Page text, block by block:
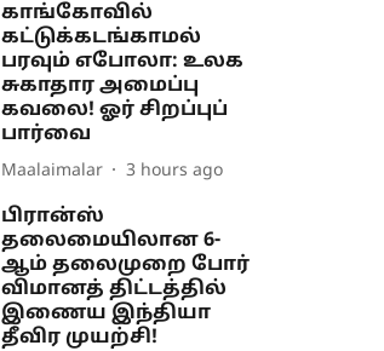
காங்கோவில்
கட்டுக்கடங்காமல்
பரவும் எபோலா: உலக
சுகாதார அமைப்பு
கவலை! ஓர் சிறப்புப்
பார்வை
Maalaimalar 3 hours ago
பிரான்ஸ்
தலைமையிலான 6-
ஆம் தலைமுறை போர்
விமானத் திட்டத்தில்
இணைய இந்தியா
தீவிர முயற்சி!